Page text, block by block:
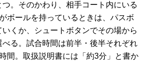
。そのかわり、相手コート内にいる
ボールを持っているときは、パスボ
くか、シュートボタンでその場から
る。試合時間は前半・後半それぞれ
間。取扱説明書には「約3分」と書か